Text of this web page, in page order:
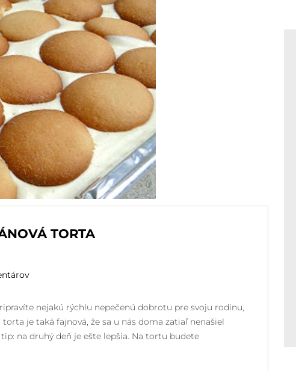
TORTA
nejakú rýchlu nepečenú dobrotu pre svoju rodinu,
je taká fajnová, že sa u nás doma zatiaľ nenašiel
na druhý deň je ešte lepšia. Na tortu budete